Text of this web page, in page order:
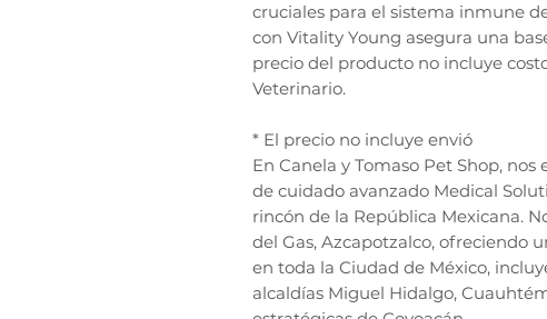
cruciales para el sistema inmune
con Vitality Young asegura una
precio del producto no incluye
Veterinario.
* El precio no incluye envió
En Canela y Tomaso Pet Shop,
de cuidado avanzado Medical
rincón de la República Mexicana.
del Gas, Azcapotzalco, ofreciendo
en toda la Ciudad de México,
alcaldías Miguel Hidalgo,